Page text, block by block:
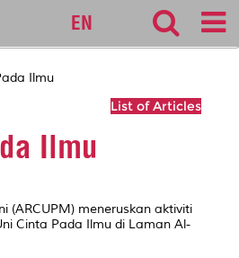
EN
Ilmu
List of Articles
Ilmu
(ARCUPM) meneruskan aktiviti
Cinta Pada Ilmu di Laman Al-